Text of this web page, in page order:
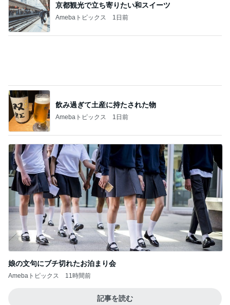
京都観光で立ち寄りたい和スイーツ
Amebaトピックス 1日前
飲み過ぎて土産に持たされた物
Amebaトピックス 1日前
娘の文句にブチ切れたお泊まり会
Amebaトピックス 11時間前
記事を読む